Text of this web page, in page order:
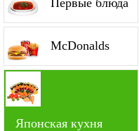
Первые блюда
McDonalds
Японская кухня